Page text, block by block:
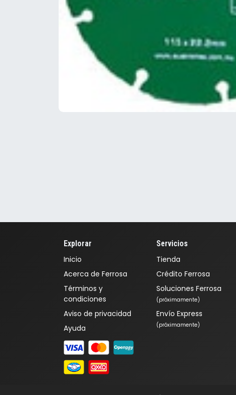
Explorar
Inicio
Acerca de Ferrosa
Términos y
condiciones
Aviso de privacidad
Ayuda
Servicios
Tienda
Crédito Ferrosa
Soluciones Ferrosa
(próximamente)
Envío Express
(próximamente)